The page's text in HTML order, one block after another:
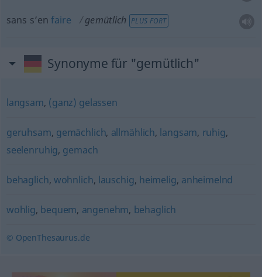
sans s’enfaire gemütlich PLUS FORT
Synonyme für "gemütlich"
langsam, (ganz) gelassen
geruhsam, gemächlich, allmählich, langsam, ruhig,
seelenruhig, gemach
behaglich, wohnlich, lauschig, heimelig, anheimelnd
wohlig, bequem, angenehm, behaglich
© OpenThesaurus.de